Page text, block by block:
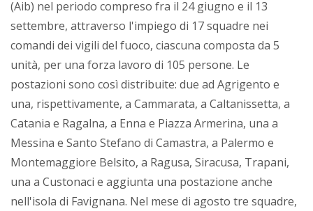
(Aib) nel periodo compreso fra il 24 giugno e il 13
settembre, attraverso l'impiego di 17 squadre nei
comandi dei vigili del fuoco, ciascuna composta da 5
unità, per una forza lavoro di 105 persone. Le
postazioni sono così distribuite: due ad Agrigento e
una, rispettivamente, a Cammarata, a Caltanissetta, a
Catania e Ragalna, a Enna e Piazza Armerina, una a
Messina e Santo Stefano di Camastra, a Palermo e
Montemaggiore Belsito, a Ragusa, Siracusa, Trapani,
una a Custonaci e aggiunta una postazione anche
nell'isola di Favignana. Nel mese di agosto tre squadre,